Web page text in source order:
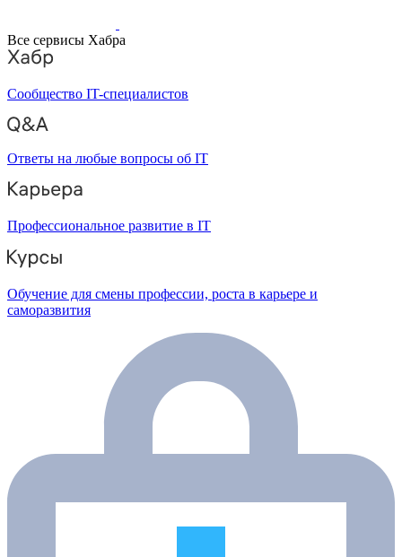
Все сервисы Хабра
Сообщество IT-специалистов
Ответы на любые вопросы об IT
Профессиональное развитие в IT
Обучение для смены профессии, роста в карьере и
саморазвития